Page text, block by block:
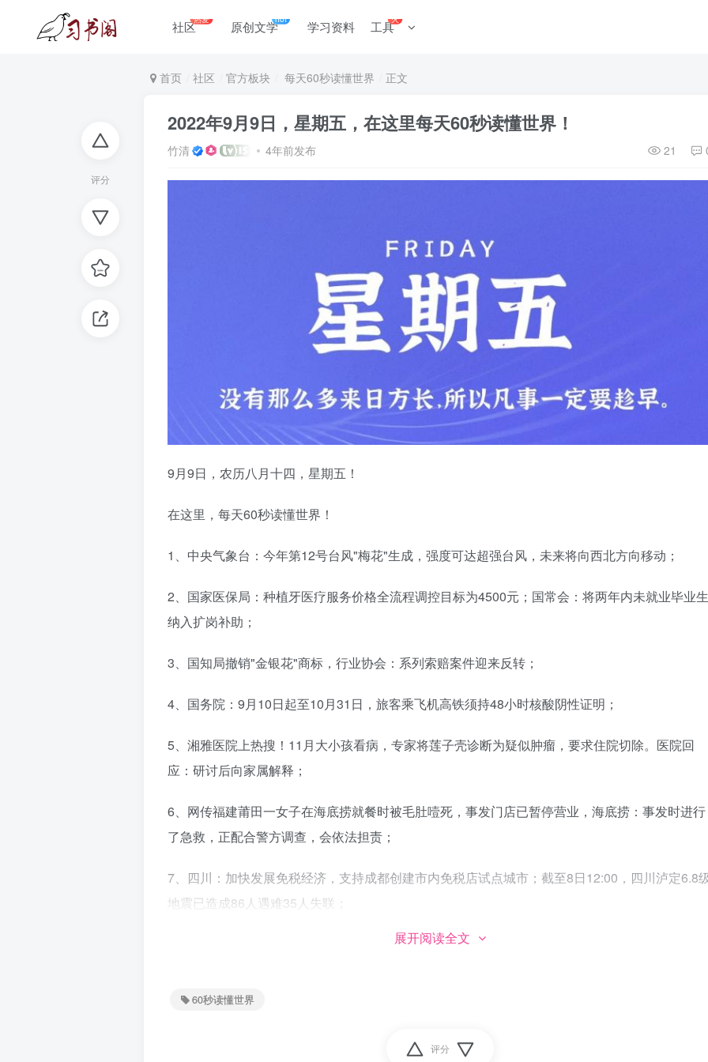
社区热爱 原创文学hot 学习资料 工具火
评分
首页 社区 官方板块 每天60秒读懂世界 正文
2022年9月9日，星期五，在这里每天60秒读懂世界！
竹清 4年前发布 21
9月9日，农历八月十四，星期五！
在这里，每天60秒读懂世界！
1、中央气象台：今年第12号台风"梅花"生成，强度可达超强台风，未来将向西北方向移动；
2、国家医保局：种植牙医疗服务价格全流程调控目标为4500元；国常会：将两年内未就业毕业生
纳入扩岗补助；
3、国知局撤销"金银花"商标，行业协会：系列索赔案件迎来反转；
4、国务院：9月10日起至10月31日，旅客乘飞机高铁须持48小时核酸阴性证明；
5、湘雅医院上热搜！11月大小孩看病，专家将莲子壳诊断为疑似肿瘤，要求住院切除。医院回
应：研讨后向家属解释；
6、网传福建莆田一女子在海底捞就餐时被毛肚噎死，事发门店已暂停营业，海底捞：事发时进行
了急救，正配合警方调查，会依法担责；
7、四川：加快发展免税经济，支持成都创建市内免税店试点城市；截至8日12:00，四川泸定6.8
地震已造成86人遇难35人失联；
8、美国8日宣布新一轮对乌克兰军事援助，价值6.75亿美元，其中包括多套HIMARS，军用车辆
是冲突以来第二次；
展开阅读全文
60秒读懂世界
评分